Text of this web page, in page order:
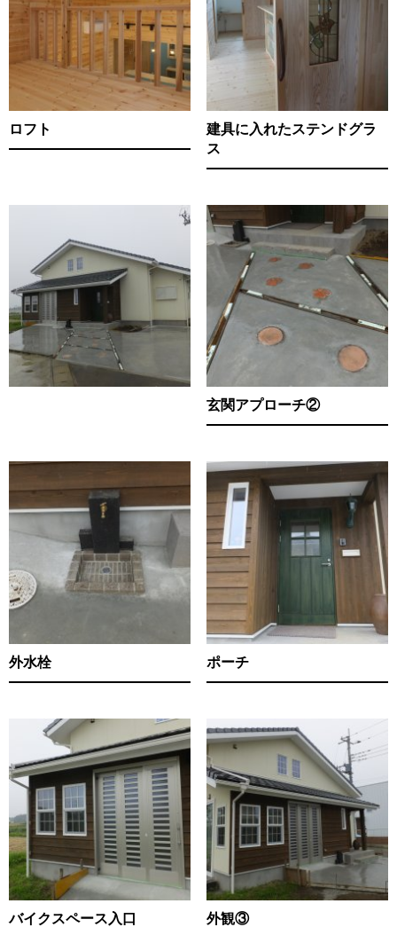
ロフト
建具に入れたステンドグラ
ス
玄関アプローチ②
外水栓 ポーチ
バイクスペース入口 外観③